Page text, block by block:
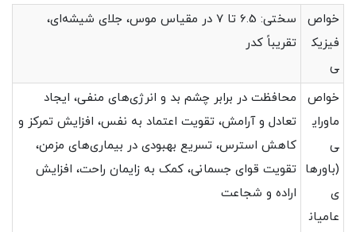
خواص
فیزیک
ی
سختی: 6.5 تا 7 در مقیاس موس، جلای شیشه‌ای،
تقریباً کدر
خواص
ماورای
ی
(باورها
ی
عامیان
محافظت در برابر چشم بد و انرژی‌های منفی، ایجاد
تعادل و آرامش، تقویت اعتماد به نفس، افزایش تمرکز و
کاهش استرس، تسریع بهبودی در بیماری‌های مزمن،
تقویت قوای جسمانی، کمک به زایمان راحت، افزایش
اراده و شجاعت